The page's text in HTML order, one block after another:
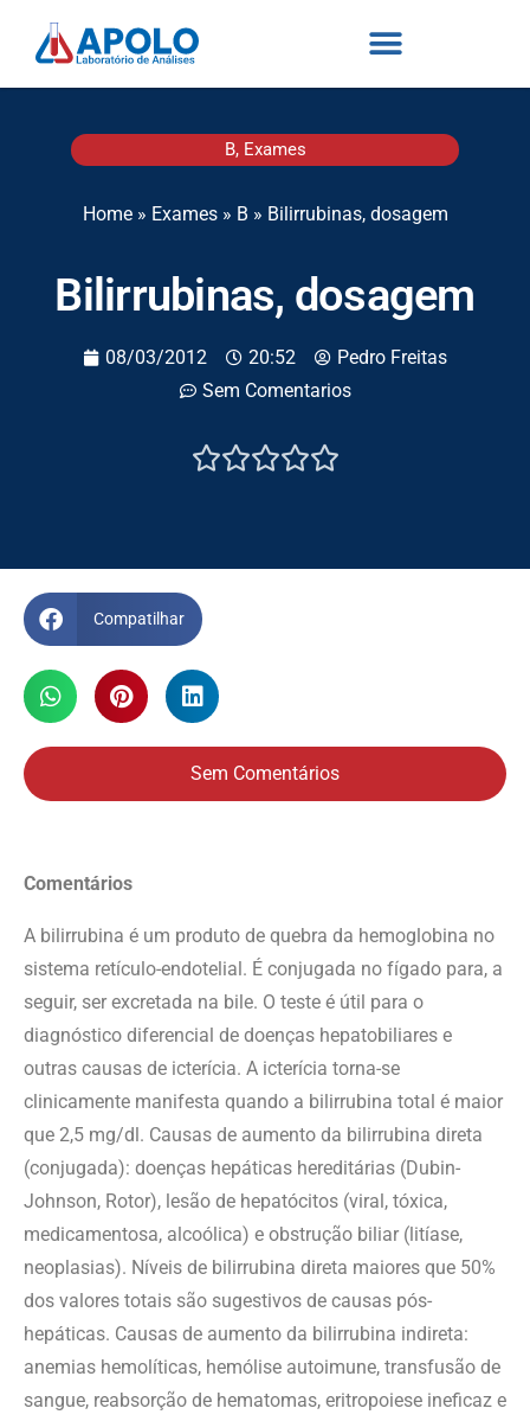
B, Exames
Home» Exames» B » Bilirrubinas, dosagem
Bilirrubinas, dosagem
08/03/2012 20:52
Pedro Freitas
Sem Comentarios

Compatilhar
Sem Comentários
Comentários
A bilirrubina é um produto de quebra da hemoglobina no
sistema retículo-endotelial. É conjugada no fígado para, a
seguir, ser excretada na bile. O teste é útil para o
diagnóstico diferencial de doenças hepatobiliares e
outras causas de icterícia. A icterícia torna-se
clinicamente manifesta quando a bilirrubina total é maior
que 2,5 mg/dl. Causas de aumento da bilirrubina direta
(conjugada): doenças hepáticas hereditárias (Dubin-
Johnson, Rotor), lesão de hepatócitos (viral, tóxica,
medicamentosa, alcoólica) e obstrução biliar (litíase,
neoplasias). Níveis de bilirrubina direta maiores que 50%
dos valores totais são sugestivos de causas pós-
hepáticas. Causas de aumento da bilirrubina indireta:
anemias hemolíticas, hemólise autoimune, transfusão de
sangue, reabsorção de hematomas, eritropoiese ineficaz e